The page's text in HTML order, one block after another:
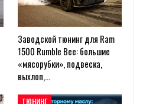
Заводской тюнинг для Ram
1500 Rumble Bee: большие
«мясорубки», подвеска,
выхлоп,…
ТЮНИНГ